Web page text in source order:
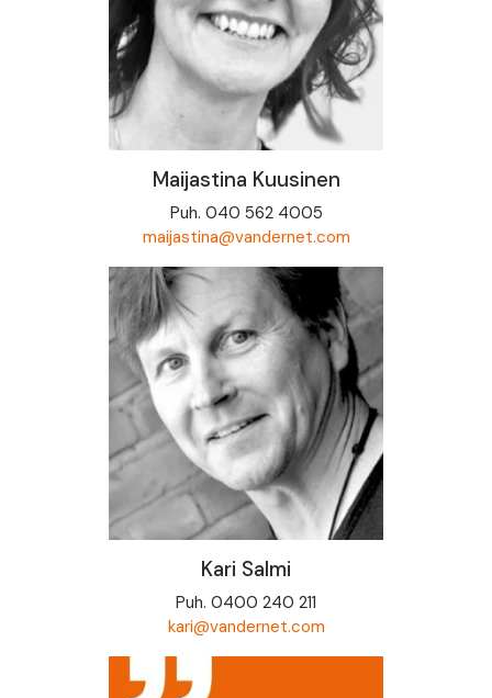
Maijastina Kuusinen
Puh. 040 562 4005
maijastina@vandernet.com
Kari Salmi
Puh. 0400 240 211
kari@vandernet.com